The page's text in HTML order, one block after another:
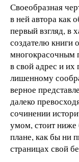
Своеобразная
в ней автора как
первый взгляд, в
создателю книги
многокрасочным
в свой адрес и их
лишенному
верное
далеко
сочинении
умом, стоит ниже
плане, как бы ни
страницах свой